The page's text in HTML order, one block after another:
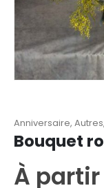
Anniversaire, Autres,
Bouquet
À